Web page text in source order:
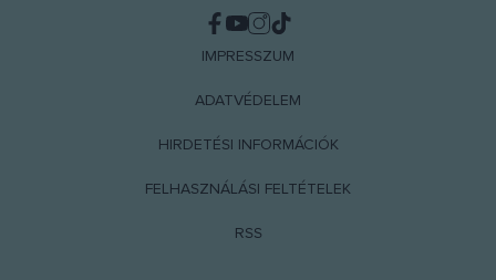
IMPRESSZUM
ADATVÉDELEM
HIRDETÉSI INFORMÁCIÓK
FELHASZNÁLÁSI FELTÉTELEK
RSS